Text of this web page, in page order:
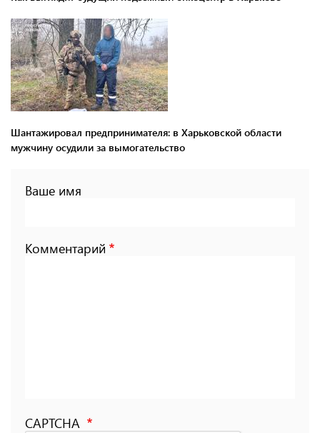
Шантажировал предпринимателя: в Харьковской области
мужчину осудили за вымогательство
Ваше имя
Комментарий
CAPTCHA